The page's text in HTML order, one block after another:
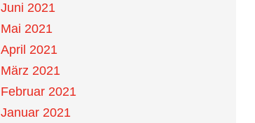
Juni 2021
Mai 2021
April 2021
März 2021
Februar 2021
Januar 2021